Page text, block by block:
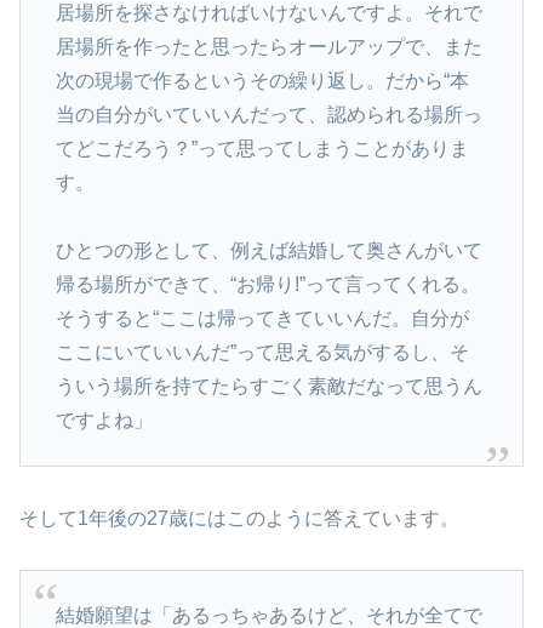
居場所を探さなければいけないんですよ。それで
居場所を作ったと思ったらオールアップで、また
次の現場で作るというその繰り返し。だから“本
当の自分がいていいんだって、認められる場所っ
てどこだろう？”って思ってしまうことがありま
す。
ひとつの形として、例えば結婚して奥さんがいて
帰る場所ができて、“お帰り!”って言ってくれる。
そうすると“ここは帰ってきていいんだ。自分が
ここにいていいんだ”って思える気がするし、そ
ういう場所を持てたらすごく素敵だなって思うん
ですよね」
そして1年後の27歳にはこのように答えています。
結婚願望は「あるっちゃあるけど、それが全てで